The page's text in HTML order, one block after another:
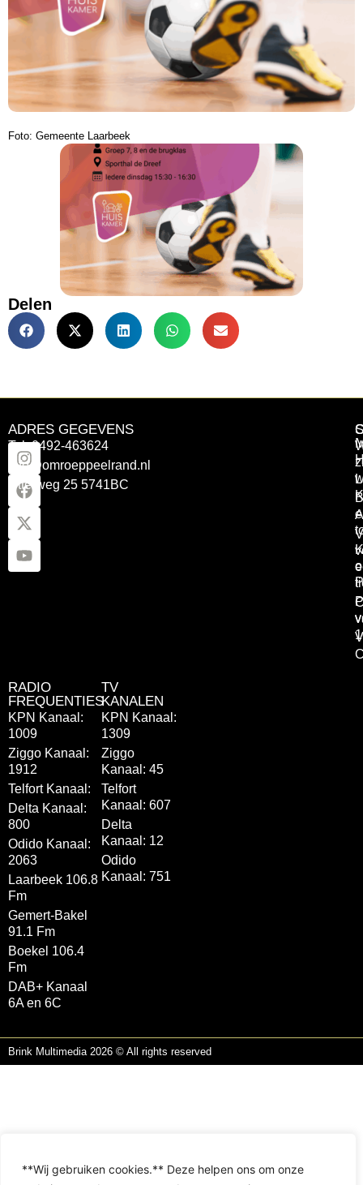
**Wij gebruiken cookies.** Deze helpen ons om onze
Foto: Gemeente Laarbeek
Delen
ADRES GEGEVENS
Tel: 0492-463624
info@omroeppeelrand.nl
Otterweg 25 5741BC
RADIO
FREQUENTIES
KPN Kanaal:
1009
Ziggo Kanaal:
1912
Telfort Kanaal:
Delta Kanaal:
800
Odido Kanaal:
2063
Laarbeek 106.8
Fm
Gemert-Bakel
91.1 Fm
Boekel 106.4
Fm
DAB+ Kanaal
6A en 6C
TV
KANALEN
KPN Kanaal:
1309
Ziggo
Kanaal: 45
Telfort
Kanaal: 607
Delta
Kanaal: 12
Odido
Kanaal: 751
Brink Multimedia 2026 © All rights reserved